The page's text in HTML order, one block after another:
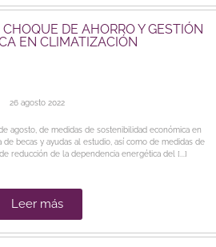
DE AHORRO Y GESTIÓN
EN CLIMATIZACIÓN
26 agosto 2022
agosto, de medidas de sostenibilidad económica en
becas y ayudas al estudio, así como de medidas de
reducción de la dependencia energética del [...]
Leer más